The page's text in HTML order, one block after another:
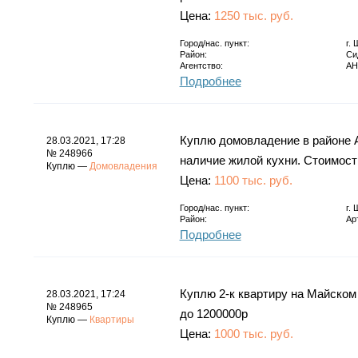
Цена: 1250 тыс. руб.
Город/нас. пункт: г.
Район:
Агентство:
Подробнее
28.03.2021, 17:28
№ 248966
Куплю — Домовладения
Куплю домовладение в районе
наличие жилой кухни.
Цена: 1100 тыс. руб.
Город/нас. пункт: г.
Район:
Подробнее
28.03.2021, 17:24
№ 248965
Куплю — Квартиры
Куплю 2-к квартиру на
до 1200000р
Цена: 1000 тыс. руб.